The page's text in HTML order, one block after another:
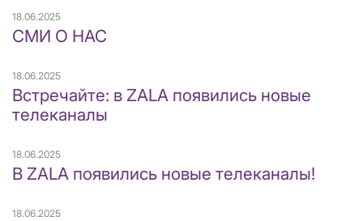
18.06.2025
СМИ О НАС
18.06.2025
Встречайте: в ZALA появились новые
телеканалы
18.06.2025
В ZALA появились новые телеканалы!
18.06.2025